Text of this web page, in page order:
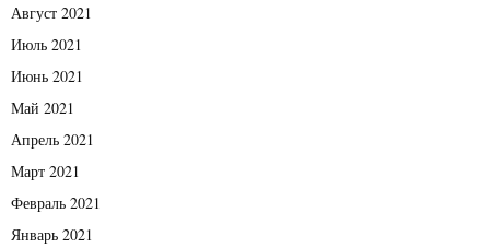
Август 2021
Июль 2021
Июнь 2021
Май 2021
Апрель 2021
Март 2021
Февраль 2021
Январь 2021